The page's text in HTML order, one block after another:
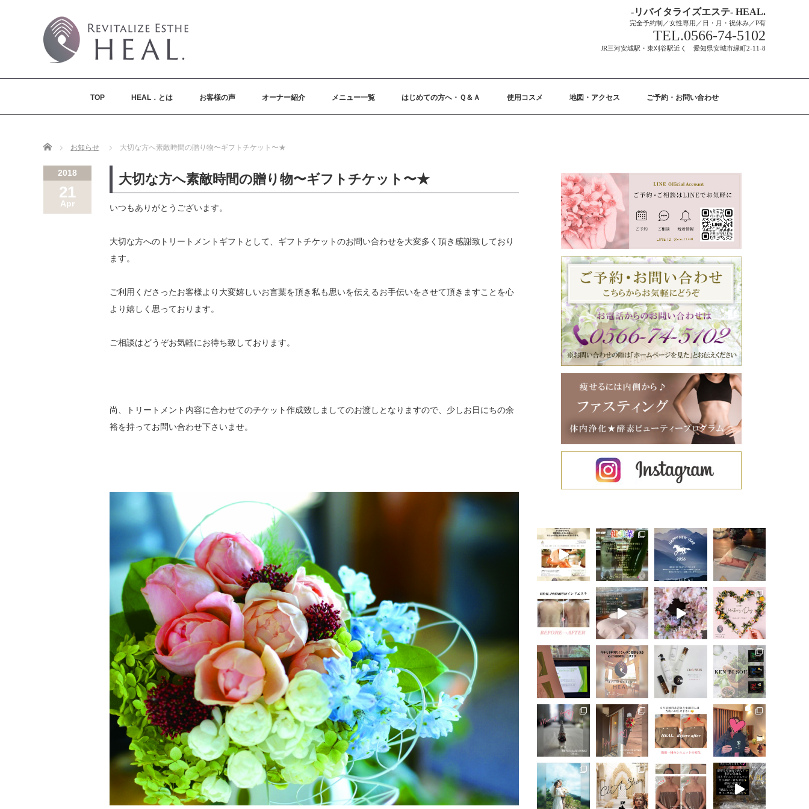
-リバイタライズエステ- HEAL.
完全予約制／女性専用／日・月・祝休み／P有
TEL.0566-74-5102
JR三河安城駅・東刈谷駅近く 愛知県安城市緑町2-11-8
TOP HEAL．とは お客様の声 オーナー紹介 メニュー一覧 はじめての方へ・Ｑ＆Ａ 使用コスメ 地図・アクセス ご予約・お問い合わせ
Home お知らせ 大切な方へ素敵時間の贈り物〜ギフトチケット〜★
2018
21
Apr
大切な方へ素敵時間の贈り物〜ギフトチケット〜★
いつもありがとうございます。
大切な方へのトリートメントギフトとして、ギフトチケットのお問い合わせを大変多く頂き感謝致しており
ます。
ご利用くださったお客様より大変嬉しいお言葉を頂き私も思いを伝えるお手伝いをさせて頂きますことを心
より嬉しく思っております。
ご相談はどうぞお気軽にお待ち致しております。
尚、トリートメント内容に合わせてのチケット作成致しましてのお渡しとなりますので、少しお日にちの余
裕を持ってお問い合わせ下さいませ。